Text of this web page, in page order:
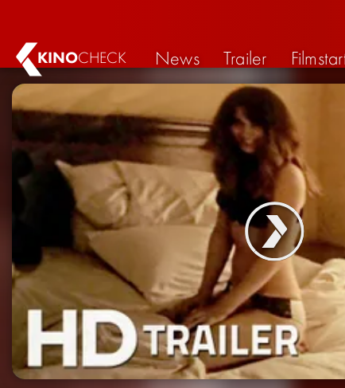
KINOCHECK News Trailer